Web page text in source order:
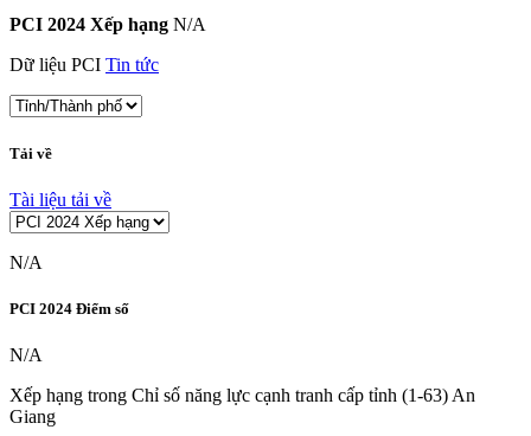
PCI 2024 Xếp hạng N/A
Dữ liệu PCI Tin tức
Tải về
Tài liệu tải về
N/A
PCI 2024 Điểm số
N/A
Xếp hạng trong Chỉ số năng lực cạnh tranh cấp tỉnh (1-63) An
Giang